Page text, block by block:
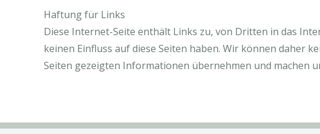
Haftung für Links
Diese Internet-Seite enthält Links zu, von Dritten in das
keinen Einfluss auf diese Seiten haben. Wir können daher
Seiten gezeigten Informationen übernehmen und machen